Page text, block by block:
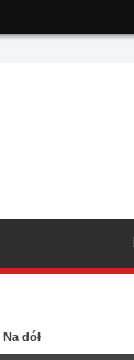
Na dół